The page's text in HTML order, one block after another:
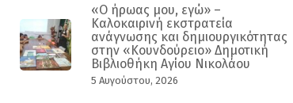
«Ο ήρωας μου, εγώ» –
Καλοκαιρινή εκστρατεία
ανάγνωσης και δημιουργικότητας
στην «Κουνδούρειο» Δημοτική
Βιβλιοθήκη Αγίου Νικολάου
5 Αυγούστου, 2026